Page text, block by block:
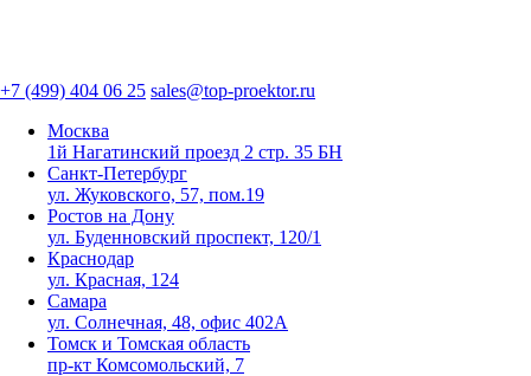
+7 (499) 404 06 25 sales@top-proektor.ru
Москва
1й Нагатинский проезд 2 стр. 35 БН
Санкт-Петербург
ул. Жуковского, 57, пом.19
Ростов на Дону
ул. Буденновский проспект, 120/1
Краснодар
ул. Красная, 124
Самара
ул. Солнечная, 48, офис 402А
Томск и Томская область
пр-кт Комсомольский, 7